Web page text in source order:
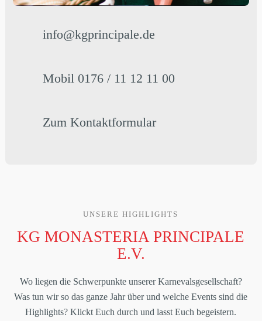
info@kgprincipale.de
Mobil 0176 / 11 12 11 00
Zum Kontaktformular
UNSERE HIGHLIGHTS
KG MONASTERIA PRINCIPALE
E.V.
Wo liegen die Schwerpunkte unserer Karnevalsgesellschaft?
Was tun wir so das ganze Jahr über und welche Events sind die
Highlights? Klickt Euch durch und lasst Euch begeistern.